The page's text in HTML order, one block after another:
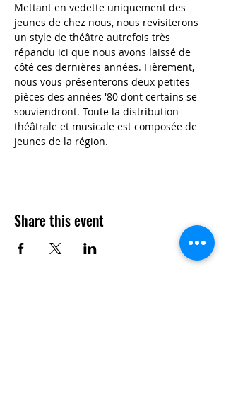
Mettant en vedette uniquement des
jeunes de chez nous, nous revisiterons
un style de théâtre autrefois très
répandu ici que nous avons laissé de
côté ces dernières années. Fièrement,
nous vous présenterons deux petites
pièces des années '80 dont certains se
souviendront. Toute la distribution
théâtrale et musicale est composée de
jeunes de la région.
Share this event